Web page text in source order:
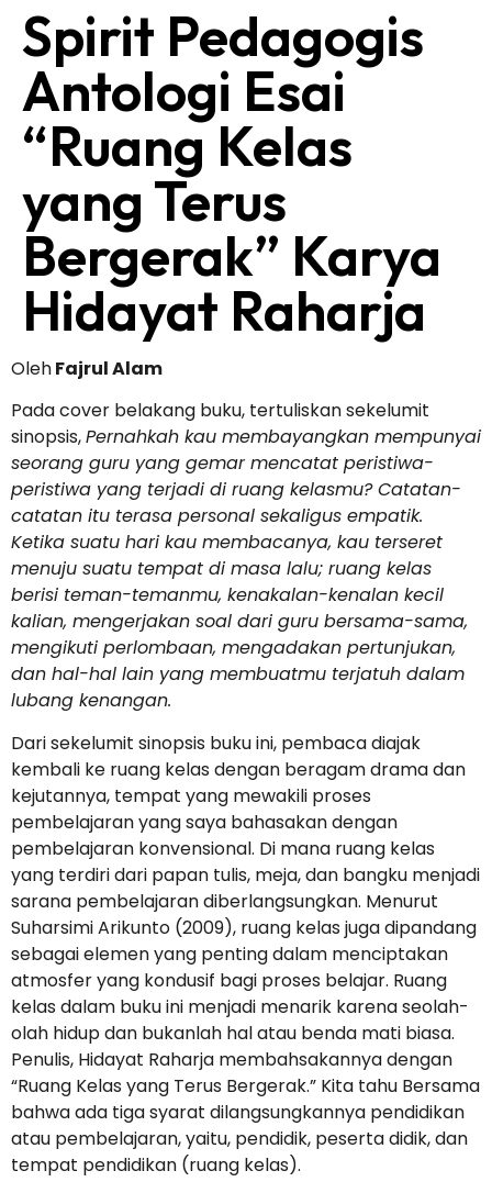
Spirit Pedagogis
Antologi Esai
“Ruang Kelas
yang Terus
Bergerak” Karya
Hidayat Raharja
OlehFajrul Alam
Pada cover belakang buku, tertuliskan sekelumit
sinopsis,Pernahkah kau membayangkan mempunyai
seorang guru yang gemar mencatat peristiwa-
peristiwa yang terjadi di ruang kelasmu? Catatan-
catatan itu terasa personal sekaligus empatik.
Ketika suatu hari kau membacanya, kau terseret
menuju suatu tempat di masa lalu; ruang kelas
berisi teman-temanmu, kenakalan-kenalan kecil
kalian, mengerjakan soal dari guru bersama-sama,
mengikuti perlombaan, mengadakan pertunjukan,
dan hal-hal lain yang membuatmu terjatuh dalam
lubang kenangan.
Dari sekelumit sinopsis buku ini, pembaca diajak
kembali ke ruang kelas dengan beragam drama dan
kejutannya, tempat yang mewakili proses
pembelajaran yang saya bahasakan dengan
pembelajaran konvensional. Di mana ruang kelas
yang terdiri dari papan tulis, meja, dan bangku menjadi
sarana pembelajaran diberlangsungkan. Menurut
Suharsimi Arikunto (2009), ruang kelas juga dipandang
sebagai elemen yang penting dalam menciptakan
atmosfer yang kondusif bagi proses belajar. Ruang
kelas dalam buku ini menjadi menarik karena seolah-
olah hidup dan bukanlah hal atau benda mati biasa.
Penulis, Hidayat Raharja membahsakannya dengan
“Ruang Kelas yang Terus Bergerak.” Kita tahu Bersama
bahwa ada tiga syarat dilangsungkannya pendidikan
atau pembelajaran, yaitu, pendidik, peserta didik, dan
tempat pendidikan (ruang kelas).